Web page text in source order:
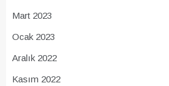
Mart 2023
Ocak 2023
Aralık 2022
Kasım 2022